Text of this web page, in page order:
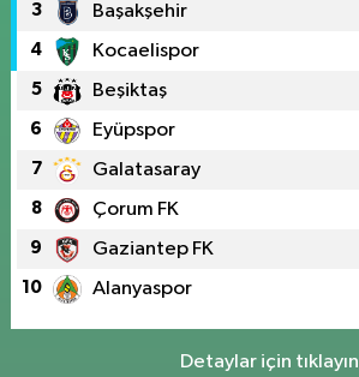
3 Başakşehir
4 Kocaelispor
5 Beşiktaş
6 Eyüpspor
7 Galatasaray
8 Çorum FK
9 Gaziantep FK
10 Alanyaspor
Detaylar için tıklayın